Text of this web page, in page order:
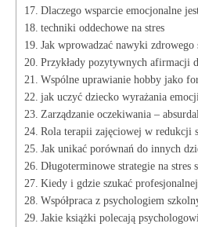
Dlaczego wsparcie emocjonalne⁢
techniki oddechowe na stres
Jak wprowadzać nawyki zdrowego
Przykłady pozytywnych afirmacji
Wspólne uprawianie hobby jako
jak uczyć dziecko wyrażania emocji
Zarządzanie ​oczekiwania –‌
Rola terapii zajęciowej w redukcji
Jak unikać porównań do ⁣innych
Długoterminowe strategie ⁤na stres
Kiedy i gdzie⁤ szukać
Współpraca z psychologiem
Jakie ⁣książki polecają